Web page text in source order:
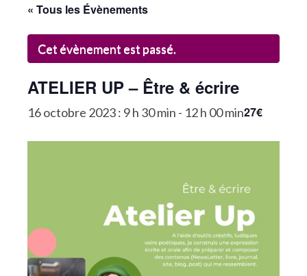
Nos tarifs
La domiciliation commerciale
« Tous les Évènements
Cet évènement est passé.
ATELIER UP – Être & écrire
16 octobre 2023 : 9 h 30 min - 12 h 00 min27€